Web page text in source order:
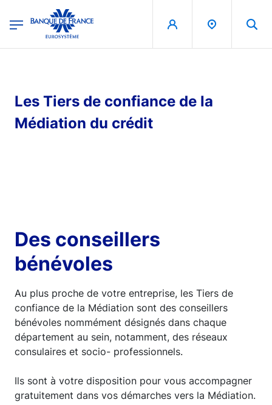
Banque de France - Menu Principal
Les Tiers de confiance de la
Médiation du crédit
Des conseillers
bénévoles
Au plus proche de votre entreprise, les Tiers de
confiance de la Médiation sont des conseillers
bénévoles nommément désignés dans chaque
département au sein, notamment, des réseaux
consulaires et socio- professionnels.
Ils sont à votre disposition pour vous accompagner
gratuitement dans vos démarches vers la Médiation.